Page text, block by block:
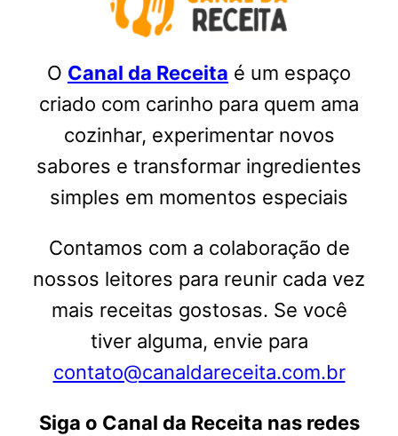
O Canal da Receita é um espaço
criado com carinho para quem ama
cozinhar, experimentar novos
sabores e transformar ingredientes
simples em momentos especiais
Contamos com a colaboração de
nossos leitores para reunir cada vez
mais receitas gostosas. Se você
tiver alguma, envie para
contato@canaldareceita.com.br
Siga o Canal da Receita nas redes